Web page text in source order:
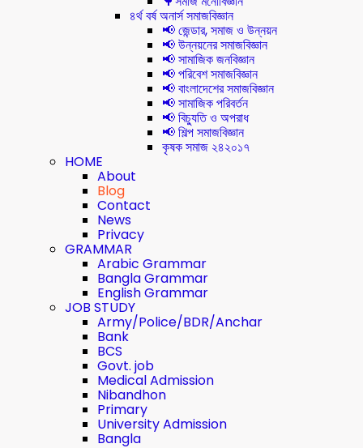
৪র্থ বর্ষ অনার্স সমাজবিজ্ঞান
📢 জেন্ডার, সমাজ ও উন্নয়ন
📢 উন্নয়নের সমাজবিজ্ঞান
📢 সামাজিক জনবিজ্ঞান
📢 পরিবেশ সমাজবিজ্ঞান
📢 বাংলাদেশের সমাজবিজ্ঞান
📢 সামাজিক পরিবর্তন
📢 বিচ্যুতি ও অপরাধ
📢 শিল্প সমাজবিজ্ঞান
কৃষক সমাজ ২৪২০১৭
HOME
About
Blog
Contact
News
Privacy
GRAMMAR
Arabic Grammar
Bangla Grammar
English Grammar
JOB STUDY
Army/Police/BDR/Anchar
Bank
BCS
Govt. job
Medical Admission
Nibandhon
Primary
University Admission
Bangla